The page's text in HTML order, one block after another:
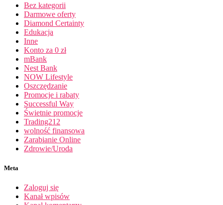
Bez kategorii
Darmowe oferty
Diamond Certainty
Edukacja
Inne
Konto za 0 zł
mBank
Nest Bank
NOW Lifestyle
Oszczędzanie
Promocje i rabaty
Successful Way
Świetnie promocje
Trading212
wolność finansowa
Zarabianie Online
Zdrowie/Uroda
Meta
Zaloguj się
Kanał wpisów